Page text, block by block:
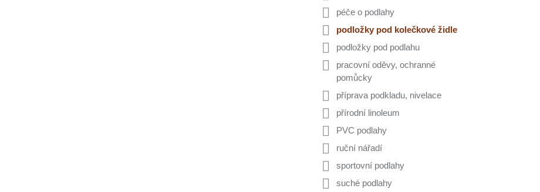
péče o podlahy
podložky pod kolečkové židle
podložky pod podlahu
pracovní oděvy, ochranné
pomůcky
příprava podkladu, nivelace
přírodní linoleum
PVC podlahy
ruční nářadí
sportovní podlahy
suché podlahy